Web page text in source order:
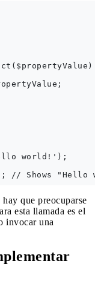
world!');
hay que preocuparse
esta llamada es el
invocar una